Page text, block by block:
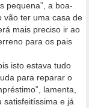
pequena”, a boa-
vão ter uma casa de
mais preciso ir ao
para os pais
isto estava tudo
para reparar o
lamenta,
satisfeitíssima e já